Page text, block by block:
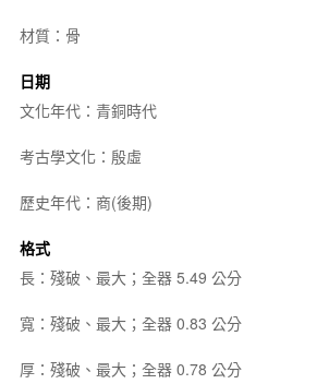
材質：骨
日期
文化年代：青銅時代
考古學文化：殷虛
歷史年代：商(後期)
格式
長：殘破、最大；全器 5.49 公分
寬：殘破、最大；全器 0.83 公分
厚：殘破、最大；全器 0.78 公分